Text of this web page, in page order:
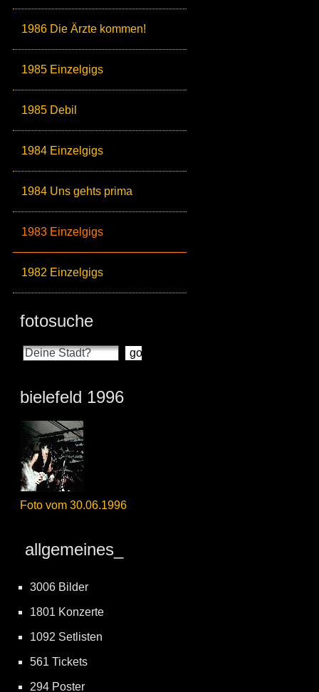
1986 Die Ärzte kommen!
1985 Einzelgigs
1985 Debil
1984 Einzelgigs
1984 Uns gehts prima
1983 Einzelgigs
1982 Einzelgigs
fotosuche
bielefeld 1996
Foto vom 30.06.1996
allgemeines_
3006 Bilder
1801 Konzerte
1092 Setlisten
561 Tickets
294 Poster